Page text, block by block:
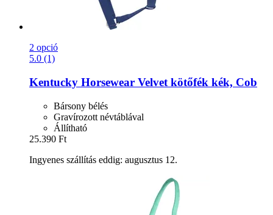
2 opció
5.0 (1)
Kentucky Horsewear Velvet kötőfék kék, Cob
Bársony bélés
Gravírozott névtáblával
Állítható
25.390 Ft
Ingyenes szállítás eddig: augusztus 12.